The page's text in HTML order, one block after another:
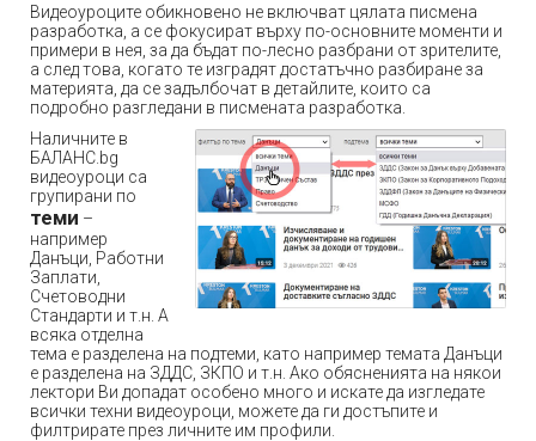
Видеоуроците обикновено не включват цялата писмена
разработка, а се фокусират върху по-основните моменти и
примери в нея, за да бъдат по-лесно разбрани от зрителите,
а след това, когато те изградят достатъчно разбиране за
материята, да се задълбочат в детайлите, които са
подробно разгледани в писмената разработка.
Наличните в
БАЛАНС.bg
видеоуроци са
групирани по
теми –
например
Данъци, Работни
Заплати,
Счетоводни
Стандарти и т.н. А
всяка отделна
тема е разделена на подтеми, като например темата Данъци
е разделена на ЗДДС, ЗКПО и т.н. Ако обясненията на някои
лектори Ви допадат особено много и искате да изгледате
всички техни видеоуроци, можете да ги достъпите и
филтрирате през личните им профили.